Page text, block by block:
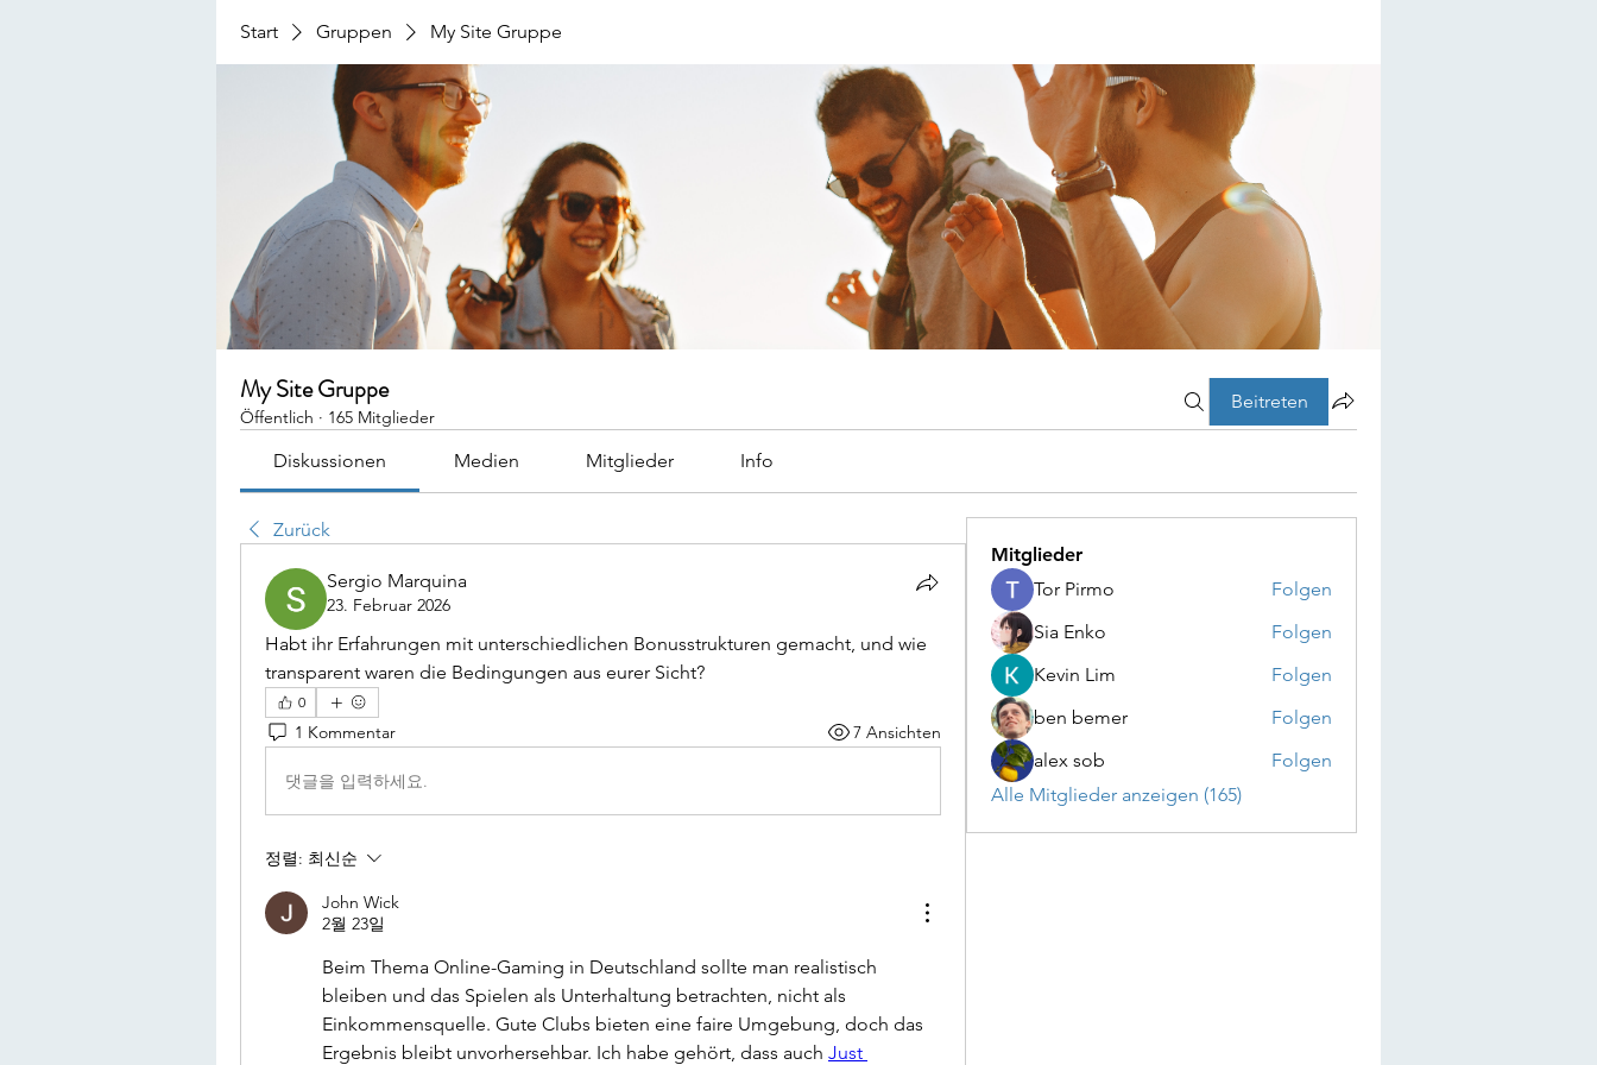
Start Gruppen My Site Gruppe
My Site Gruppe
Öffentlich · 165 Mitglieder
Beitreten
Diskussionen Medien Mitglieder Info
Zurück
Sergio Marquina
23. Februar 2026
Habt ihr Erfahrungen mit unterschiedlichen Bonusstrukturen gemacht, und wie
transparent waren die Bedingungen aus eurer Sicht?
0
1 Kommentar 7 Ansichten
댓글을 입력하세요.
정렬: 최신순
John Wick
2월 23일
Beim Thema Online-Gaming in Deutschland sollte man realistisch
bleiben und das Spielen als Unterhaltung betrachten, nicht als
Einkommensquelle. Gute Clubs bieten eine faire Umgebung, doch das
Ergebnis bleibt unvorhersehbar. Ich habe gehört, dass auch Just
Mitglieder
Tor Pirmo
Folgen
Sia Enko
Folgen
Kevin Lim
Folgen
ben bemer
Folgen
alex sob
Folgen
Alle Mitglieder anzeigen (165)